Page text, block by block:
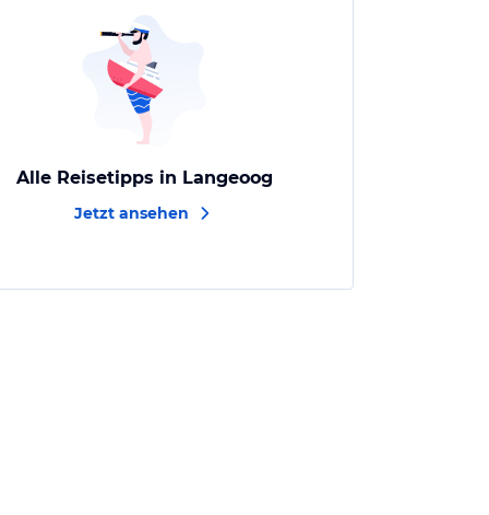
Alle Reisetipps in Langeoog
Jetzt ansehen